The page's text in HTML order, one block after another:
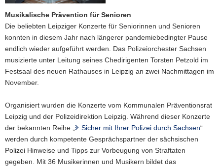
i
g
a
t
i
o
n
Musikalische Prävention für Senioren
Die beliebten Leipziger Konzerte für Seniorinnen und Senioren
konnten in diesem Jahr nach längerer pandemiebedingter Pause
endlich wieder aufgeführt werden. Das Polizeiorchester Sachsen
musizierte unter Leitung seines Chedirigenten Torsten Petzold im
Festsaal des neuen Rathauses in Leipzig an zwei Nachmittagen im
November.
Organisiert wurden die Konzerte vom Kommunalen Präventionsrat
Leipzig und der Polizeidirektion Leipzig. Während dieser Konzerte
der bekannten Reihe „
Sicher mit Ihrer Polizei durch Sachsen“
werden durch kompetente Gesprächspartner der sächsischen
Polizei Hinweise und Tipps zur Vorbeugung von Straftaten
gegeben. Mit 36 Musikerinnen und Musikern bildet das